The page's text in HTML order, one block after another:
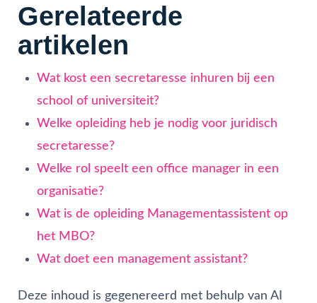
Gerelateerde
artikelen
Wat kost een secretaresse inhuren bij een
school of universiteit?
Welke opleiding heb je nodig voor juridisch
secretaresse?
Welke rol speelt een office manager in een
organisatie?
Wat is de opleiding Managementassistent op
het MBO?
Wat doet een management assistant?
Deze inhoud is gegenereerd met behulp van AI